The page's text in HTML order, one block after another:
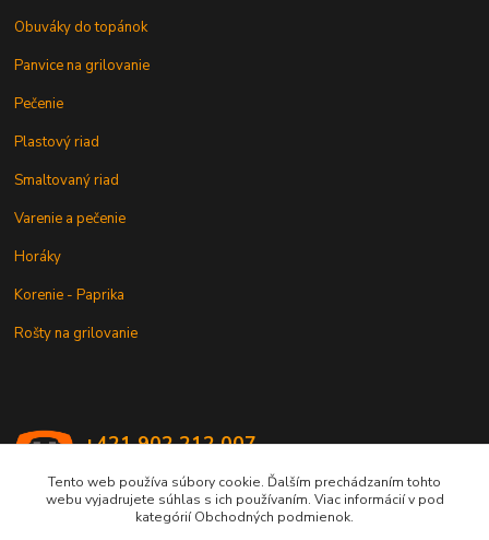
Obuváky do topánok
Panvice na grilovanie
Pečenie
Plastový riad
Smaltovaný riad
Varenie a pečenie
Horáky
Korenie - Paprika
Rošty na grilovanie
+421 902 212 007
Tento web používa súbory cookie. Ďalším prechádzaním tohto
webu vyjadrujete súhlas s ich používaním. Viac informácií v pod
kategórií Obchodných podmienok.